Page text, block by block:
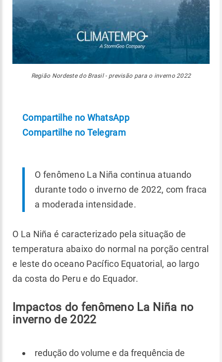
Região Nordeste do Brasil - previsão para o inverno 2022
Compartilhe no WhatsApp
Compartilhe no Telegram
O fenômeno La Niña continua atuando
durante todo o inverno de 2022, com fraca
a moderada intensidade.
O La Niña é caracterizado pela situação de
temperatura abaixo do normal na porção central
e leste do oceano Pacífico Equatorial, ao largo
da costa do Peru e do Equador.
Impactos do fenômeno La Niña no
inverno de 2022
redução do volume e da frequência de